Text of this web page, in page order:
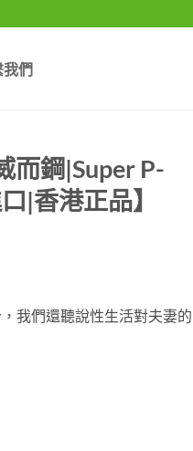
我們
而鋼|Super P-
|香港正品】
我們還聽說性生活對夫妻的